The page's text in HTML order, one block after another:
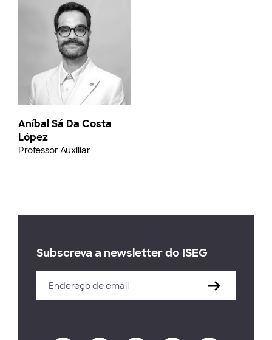
Aníbal Sá Da Costa
López
Professor Auxiliar
Subscreva a newsletter do ISEG